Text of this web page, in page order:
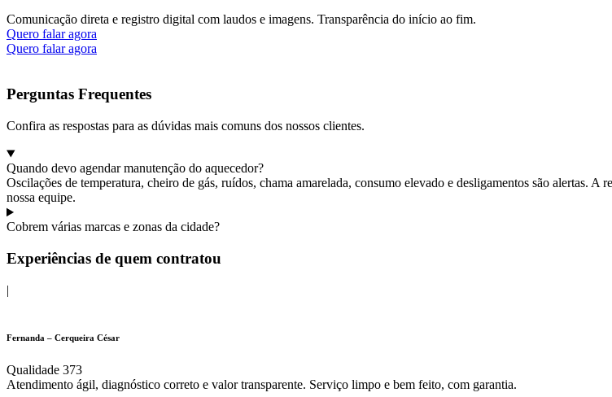
Comunicação direta e registro digital com laudos e imagens. Transparência do início ao fim.
Quero falar agora
Quero falar agora
Perguntas Frequentes
Confira as respostas para as dúvidas mais comuns dos nossos clientes.
Quando devo agendar manutenção do aquecedor?
Oscilações de temperatura, cheiro de gás, ruídos, chama amarelada, consumo elevado e desligamentos são alertas.
nossa equipe.
Cobrem várias marcas e zonas da cidade?
Experiências de quem contratou
|
Fernanda – Cerqueira César
Qualidade 373
Atendimento ágil, diagnóstico correto e valor transparente. Serviço limpo e bem feito, com garantia.